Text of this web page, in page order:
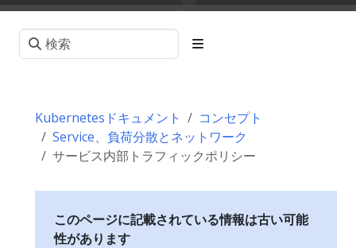
Kubernetesドキュメント
コンセプト
Service、負荷分散とネットワーク
サービス内部トラフィックポリシー
このページに記載されている情報は古い可能
性があります